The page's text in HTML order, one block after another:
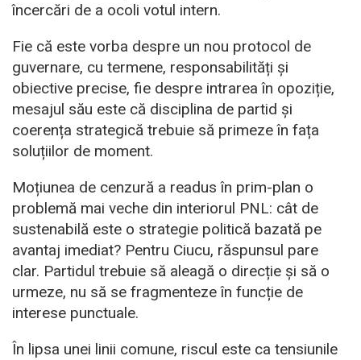
încercări de a ocoli votul intern.
Fie că este vorba despre un nou protocol de
guvernare, cu termene, responsabilități și
obiective precise, fie despre intrarea în opoziție,
mesajul său este că disciplina de partid și
coerența strategică trebuie să primeze în fața
soluțiilor de moment.
Moțiunea de cenzură a readus în prim-plan o
problemă mai veche din interiorul PNL: cât de
sustenabilă este o strategie politică bazată pe
avantaj imediat? Pentru Ciucu, răspunsul pare
clar. Partidul trebuie să aleagă o direcție și să o
urmeze, nu să se fragmenteze în funcție de
interese punctuale.
În lipsa unei linii comune, riscul este ca tensiunile